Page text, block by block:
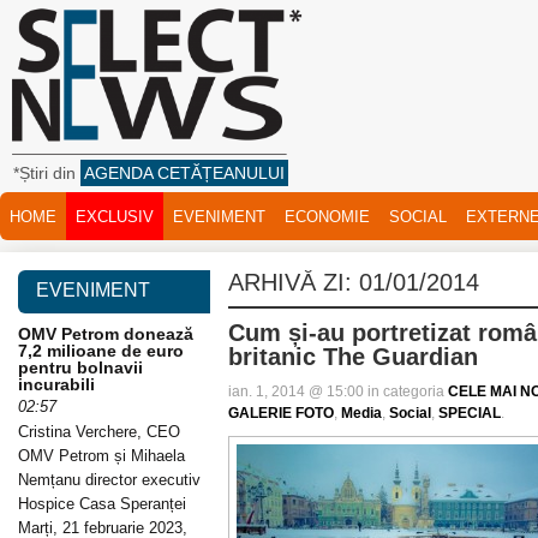
*Știri din AGENDA CETĂȚEANULUI
HOME EXCLUSIV EVENIMENT ECONOMIE SOCIAL
ARHIVĂ ZI: 01/01/2014
Cum și-au portretizat
britanic The Guardian
ian. 1, 2014 @ 15:00 in categoria CELE MAI
GALERIE FOTO, Media, Social , SPECIAL.
EVENIMENT
OMV Petrom donează
7,2 milioane de euro
pentru bolnavii
incurabili
02:57
Cristina Verchere, CEO
OMV Petrom și Mihaela
Nemțanu director executiv
Hospice Casa Speranței
Marți, 21 februarie 2023,